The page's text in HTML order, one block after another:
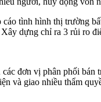
tình hình thị trường
dựng chỉ ra 3 rủi ro
đơn vị phân phối
và giao nhiều thẩm